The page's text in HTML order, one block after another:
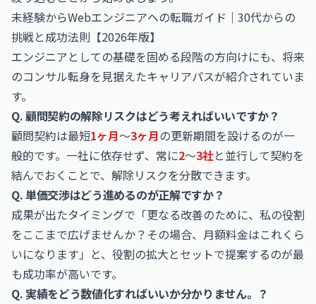
未経験からWebエンジニアへの転職ガイド｜30代からの
挑戦と成功法則【2026年版】
エンジニアとしての基礎を固める段階の方向けにも、将来
のコンサル転身を見据えたキャリアパスが紹介されていま
す。
Q. 顧問契約の解除リスクはどう考えればいいですか？
顧問契約は最短1ヶ月〜3ヶ月の更新期間を設けるのが一
般的です。一社に依存せず、常に2〜3社と並行して契約を
結んでおくことで、解除リスクを分散できます。
Q. 単価交渉はどう進めるのが正解ですか？
成果が出たタイミングで「更なる改善のために、私の役割
をここまで広げませんか？その場合、月額料金はこれくら
いになります」と、役割の拡大とセットで提案するのが最
も成功率が高いです。
Q. 実績をどう数値化すればいいか分かりません。？